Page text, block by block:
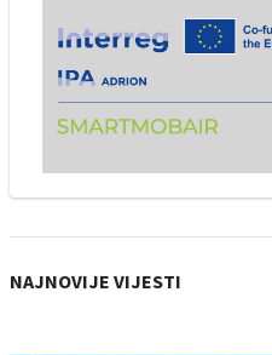
NAJNOVIJE VIJESTI